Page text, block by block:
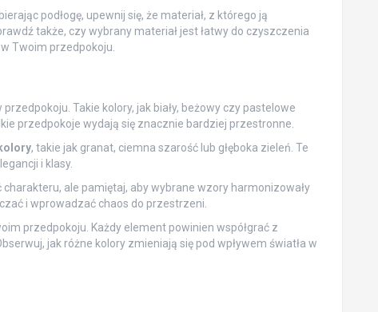
podłogę, upewnij się, że materiał, z którego ją
także, czy wybrany materiał jest łatwy do czyszczenia
Twoim przedpokoju.
Takie kolory, jak biały, beżowy czy pastelowe
przedpokoje wydają się znacznie bardziej przestronne.
, takie jak granat, ciemna szarość lub głęboka zieleń. Te
i klasy.
ale pamiętaj, aby wybrane wzory harmonizowały
i wprowadzać chaos do przestrzeni.
przedpokoju. Każdy element powinien współgrać z
jak różne kolory zmieniają się pod wpływem światła w